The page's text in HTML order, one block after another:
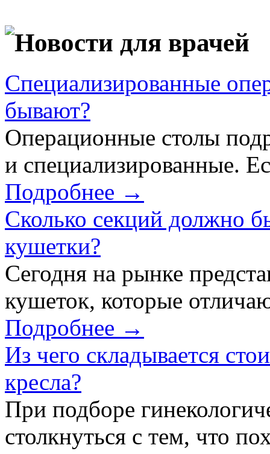
Новости для врачей
Специализированные
бывают?
Операционные столы
и специализированные.
Подробнее →
Сколько секций должно
кушетки?
Сегодня на рынке
кушеток, которые
Подробнее →
Из чего складывается
кресла?
При подборе
столкнуться с тем, что